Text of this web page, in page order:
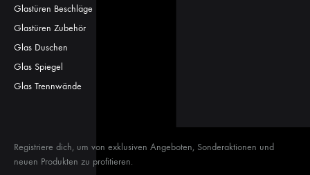
Glastüren Beschläge
Glastüren Zubehör
Glas Duschen
Glas Spiegel
Glas Trennwände
Registriere dich, um von exklusiven Angeboten, Sonderaktionen und
neuen Produkten zu profitieren.